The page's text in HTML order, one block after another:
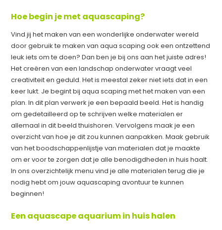
Hoe begin je met aquascaping?
Vind jij het maken van een wonderlijke onderwater wereld
door gebruik te maken van aqua scaping ook een ontzettend
leuk iets om te doen? Dan ben je bij ons aan het juiste adres!
Het creëren van een landschap onderwater vraagt veel
creativiteit en geduld. Het is meestal zeker niet iets dat in een
keer lukt. Je begint bij aqua scaping met het maken van een
plan. In dit plan verwerk je een bepaald beeld. Het is handig
om gedetailleerd op te schrijven welke materialen er
allemaal in dit beeld thuishoren. Vervolgens maak je een
overzicht van hoe je dit zou kunnen aanpakken. Maak gebruik
van het boodschappenlijstje van materialen dat je maakte
om er voor te zorgen dat je alle benodigdheden in huis haalt.
In ons overzichtelijk menu vind je alle materialen terug die je
nodig hebt om jouw aquascaping avontuur te kunnen
beginnen!
Een aquascape aquarium in huis halen